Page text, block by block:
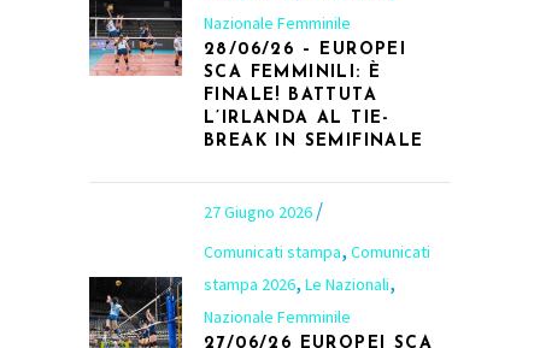
Nazionale Femminile
28/06/26 – EUROPEI
SCA FEMMINILI: È
FINALE! BATTUTA
L’IRLANDA AL TIE-
BREAK IN SEMIFINALE
27 Giugno 2026
Comunicati stampa, Comunicati
stampa 2026, Le Nazionali,
Nazionale Femminile
27/06/26 EUROPEI SCA